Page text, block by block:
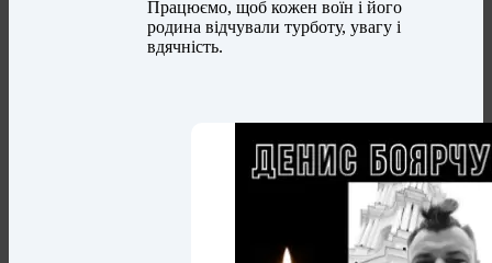
Працюємо, щоб кожен воїн і його
родина відчували турботу, увагу і
вдячність.